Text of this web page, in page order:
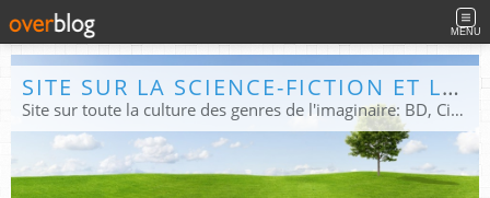
MENU
SITE SUR LA SCIENCE-FICTION ET LE FANTASTIQUE
Site sur toute la culture des genres de l'imaginaire: BD, Cinéma, Livre, Jeux, Théâtre. Présent dans les principaux festivals de film fantastique e de science-fiction, salons et conventions.